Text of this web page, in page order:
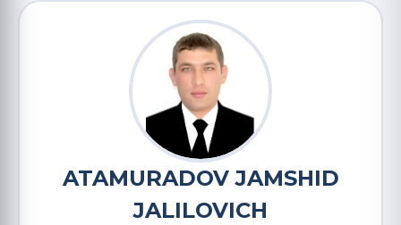
ATAMURADOV JAMSHID
JALILOVICH